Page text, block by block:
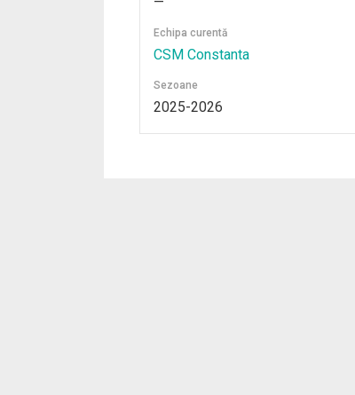
Echipa curentă
CSM Constanta
Sezoane
2025-2026